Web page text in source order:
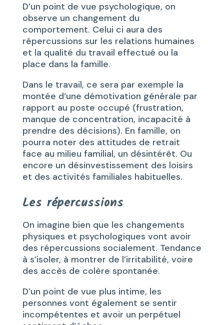
D’un point de vue psychologique, on
observe un changement du
comportement. Celui ci aura des
répercussions sur les relations humaines
et la qualité du travail effectué ou la
place dans la famille.
Dans le travail, ce sera par exemple la
montée d’une démotivation générale par
rapport au poste occupé (frustration,
manque de concentration, incapacité à
prendre des décisions). En famille, on
pourra noter des attitudes de retrait
face au milieu familial, un désintérêt. Ou
encore un désinvestissement des loisirs
et des activités familiales habituelles.
Les répercussions
On imagine bien que les changements
physiques et psychologiques vont avoir
des répercussions socialement. Tendance
à s’isoler, à montrer de l’irritabilité, voire
des accès de colère spontanée.
D’un point de vue plus intime, les
personnes vont également se sentir
incompétentes et avoir un perpétuel